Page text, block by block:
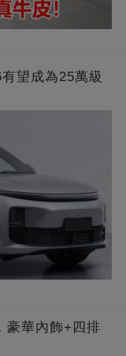
望成為25萬級
豪華內飾+四排